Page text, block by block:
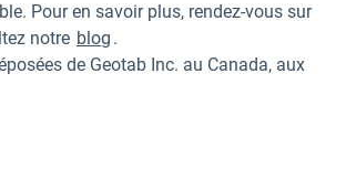
Pour en savoir plus, rendez-vous sur
notre blog .
de Geotab Inc. au Canada, aux